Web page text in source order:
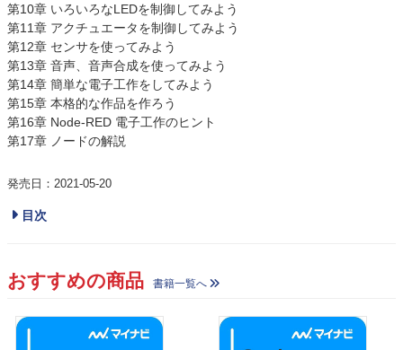
第10章 いろいろなLEDを制御してみよう
第11章 アクチュエータを制御してみよう
第12章 センサを使ってみよう
第13章 音声、音声合成を使ってみよう
第14章 簡単な電子工作をしてみよう
第15章 本格的な作品を作ろう
第16章 Node-RED 電子工作のヒント
第17章 ノードの解説
発売日：2021-05-20
目次
おすすめの商品 書籍一覧へ